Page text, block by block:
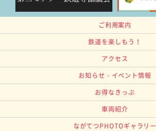
ご利用案内
鉄道を楽しもう！
アクセス
お知らせ・イベント情報
お得なきっぷ
車両紹介
ながてつPHOTOギャラリー